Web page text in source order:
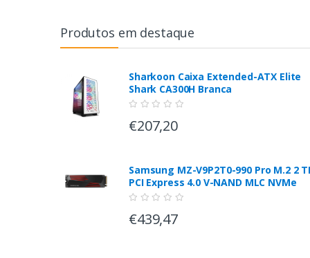
Produtos em destaque
Sharkoon Caixa Extended-ATX Elite
Shark CA300H Branca
€207,20
Samsung MZ-V9P2T0-990 Pro M.2 2
PCI Express 4.0 V-NAND MLC NVMe
€439,47